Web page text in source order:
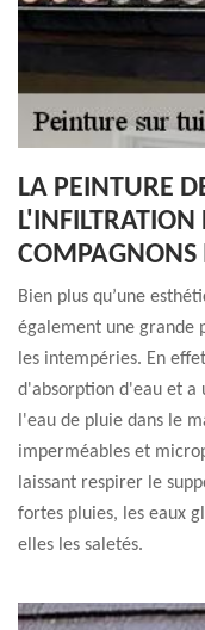
LA PEINTURE
L'INFILTRATION
COMPAGNONS
Bien plus qu’une
également une grande
les intempéries. En
d'absorption d'eau et a
l'eau de pluie dans le
imperméables et
laissant respirer le
fortes pluies, les eaux
elles les saletés.